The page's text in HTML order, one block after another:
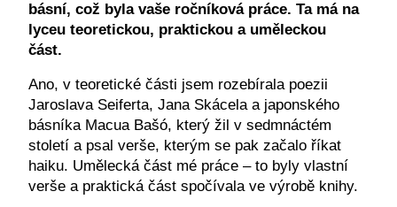
básní, což byla vaše ročníková práce. Ta má na
lyceu teoretickou, praktickou a uměleckou
část.
Ano, v teoretické části jsem rozebírala poezii
Jaroslava Seiferta, Jana Skácela a japonského
básníka Macua Bašó, který žil v sedmnáctém
století a psal verše, kterým se pak začalo říkat
haiku. Umělecká část mé práce – to byly vlastní
verše a praktická část spočívala ve výrobě knihy.